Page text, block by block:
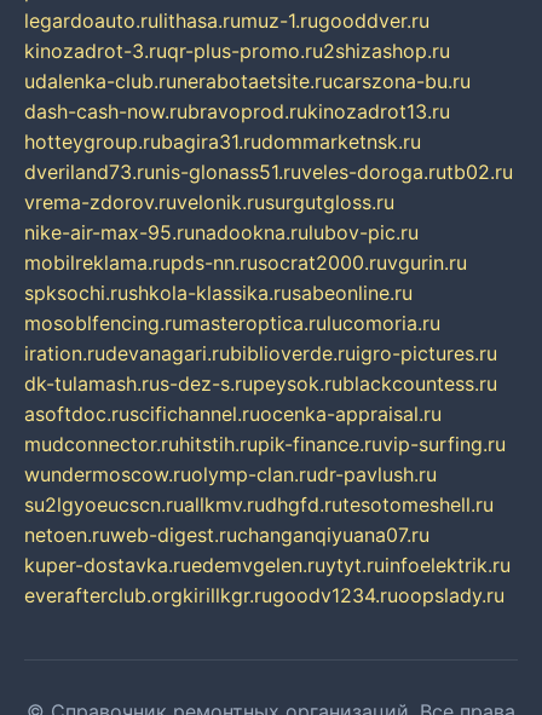
legardoauto.rulithasa.rumuz-1.rugooddver.ru
kinozadrot-3.ruqr-plus-promo.ru2shizashop.ru
udalenka-club.runerabotaetsite.rucarszona-bu.ru
dash-cash-now.rubravoprod.rukinozadrot13.ru
hotteygroup.rubagira31.rudommarketnsk.ru
dveriland73.runis-glonass51.ruveles-doroga.rutb02.ru
vrema-zdorov.ruvelonik.rusurgutgloss.ru
nike-air-max-95.runadookna.rulubov-pic.ru
mobilreklama.rupds-nn.rusocrat2000.ruvgurin.ru
spksochi.rushkola-klassika.rusabeonline.ru
mosoblfencing.rumasteroptica.rulucomoria.ru
iration.rudevanagari.rubiblioverde.ruigro-pictures.ru
dk-tulamash.rus-dez-s.rupeysok.rublackcountess.ru
asoftdoc.ruscifichannel.ruocenka-appraisal.ru
mudconnector.ruhitstih.rupik-finance.ruvip-surfing.ru
wundermoscow.ruolymp-clan.rudr-pavlush.ru
su2lgyoeucscn.ruallkmv.rudhgfd.rutesotomeshell.ru
netoen.ruweb-digest.ruchanganqiyuana07.ru
kuper-dostavka.ruedemvgelen.ruytyt.ruinfoelektrik.ru
everafterclub.orgkirillkgr.rugoodv1234.ruoopslady.ru